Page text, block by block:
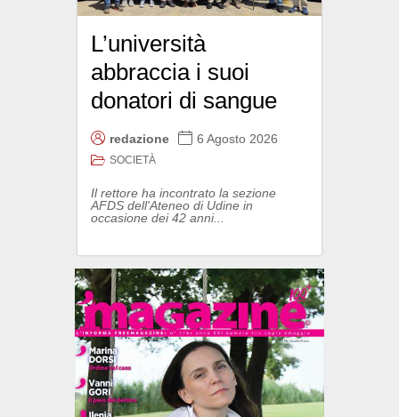
L’università
abbraccia i suoi
donatori di sangue
redazione 6 Agosto 2026
SOCIETÀ
Il rettore ha incontrato la sezione
AFDS dell'Ateneo di Udine in
occasione dei 42 anni...